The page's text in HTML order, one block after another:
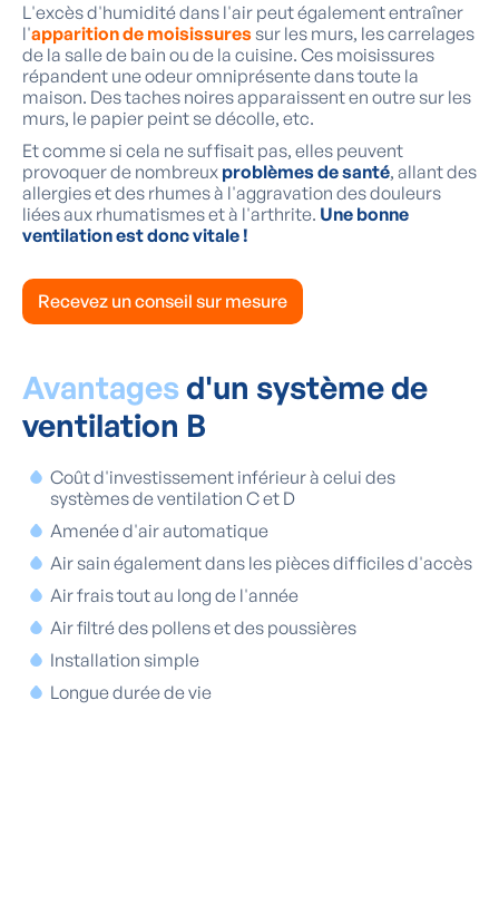
L'excès d'humidité dans l'air peut également entraîner
l'apparition de moisissuressur les murs, les carrelages
de la salle de bain ou de la cuisine. Ces moisissures
répandent une odeur omniprésente dans toute la
maison. Des taches noires apparaissent en outre sur les
murs, le papier peint se décolle, etc.
Et comme si cela ne suffisait pas, elles peuvent
provoquer de nombreux problèmes de santé, allant des
allergies et des rhumes à l'aggravation des douleurs
liées aux rhumatismes et à l'arthrite. Une bonne
ventilation est donc vitale !
Recevez un conseil sur mesure
Avantagesd'un système de
ventilation B
Coût d'investissement inférieur à celui des
systèmes de ventilation C et D
Amenée d'air automatique
Air sain également dans les pièces difficiles d'accès
Air frais tout au long de l'année
Air filtré des pollens et des poussières
Installation simple
Longue durée de vie